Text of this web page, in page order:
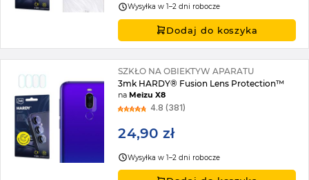
Wysyłka w 1–2 dni robocze
Dodaj do koszyka
SZKŁO NA OBIEKTYW APARATU
3mk HARDY® Fusion Lens Protection™
naMeizu X8
4.8 (381)
24,90 zł
Wysyłka w 1–2 dni robocze